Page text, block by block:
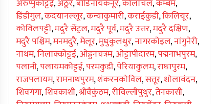
अरुप्पुकोट्टई,अठूर,बोडिनायकनूर,कोलाचल,कम्बम,
डिंडीगुल,कदयानल्लूर,कन्याकुमारी,कराईकुडी,किलियूर,
कोविलपट्टी,मदुरै सेंट्रल,मदुरै पूर्व,मदुरै उत्तर,मदुरै दक्षिण,
मदुरै पश्चिम,मनमदुरै,मेलूर,मुधुकुलथुर,नागरकोइल,नांगुनेरी,
नाथम,निलाक्कोट्टई,ओड्डनचत्रम,ओट्टापीदारम,पद्मनाभपुरम,
पलानी,पलायमकोट्टई,परमकुडी,पेरियाकुलम,राधापुरम,
राजपलायम,रामनाथपुरम,शंकरनकोविल,सत्तूर,शोलावंदन,
शिवगंगा,शिवकाशी,श्रीवैकुंठम,रीविल्लीपुथुर,तेनकासी,